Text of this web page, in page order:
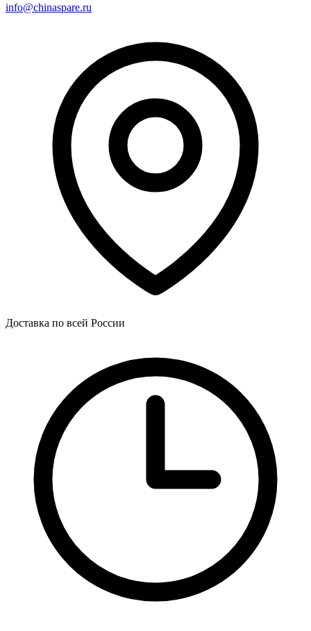
info@chinaspare.ru
Доставка по всей России